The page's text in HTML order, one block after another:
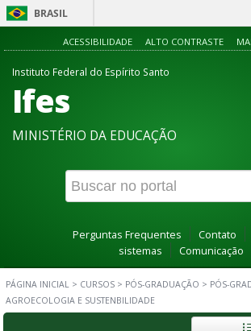
BRASIL
ACESSIBILIDADE ALTO CONTRASTE
Instituto Federal do Espírito Santo
Ifes
MINISTÉRIO DA EDUCAÇÃO
Perguntas Frequentes Contato
sistemas
Comunicação
PÁGINA INICIAL > CURSOS > PÓS-GRADUAÇÃO > PÓS-
AGROECOLOGIA E SUSTENBILIDADE